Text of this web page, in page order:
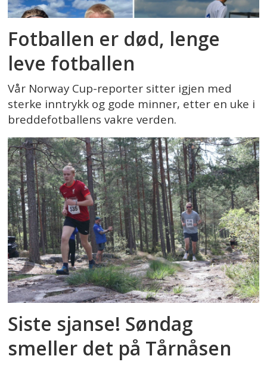
Fotballen er død, lenge
leve fotballen
Vår Norway Cup-reporter sitter igjen med
sterke inntrykk og gode minner, etter en uke i
breddefotballens vakre verden.
Siste sjanse! Søndag
smeller det på Tårnåsen